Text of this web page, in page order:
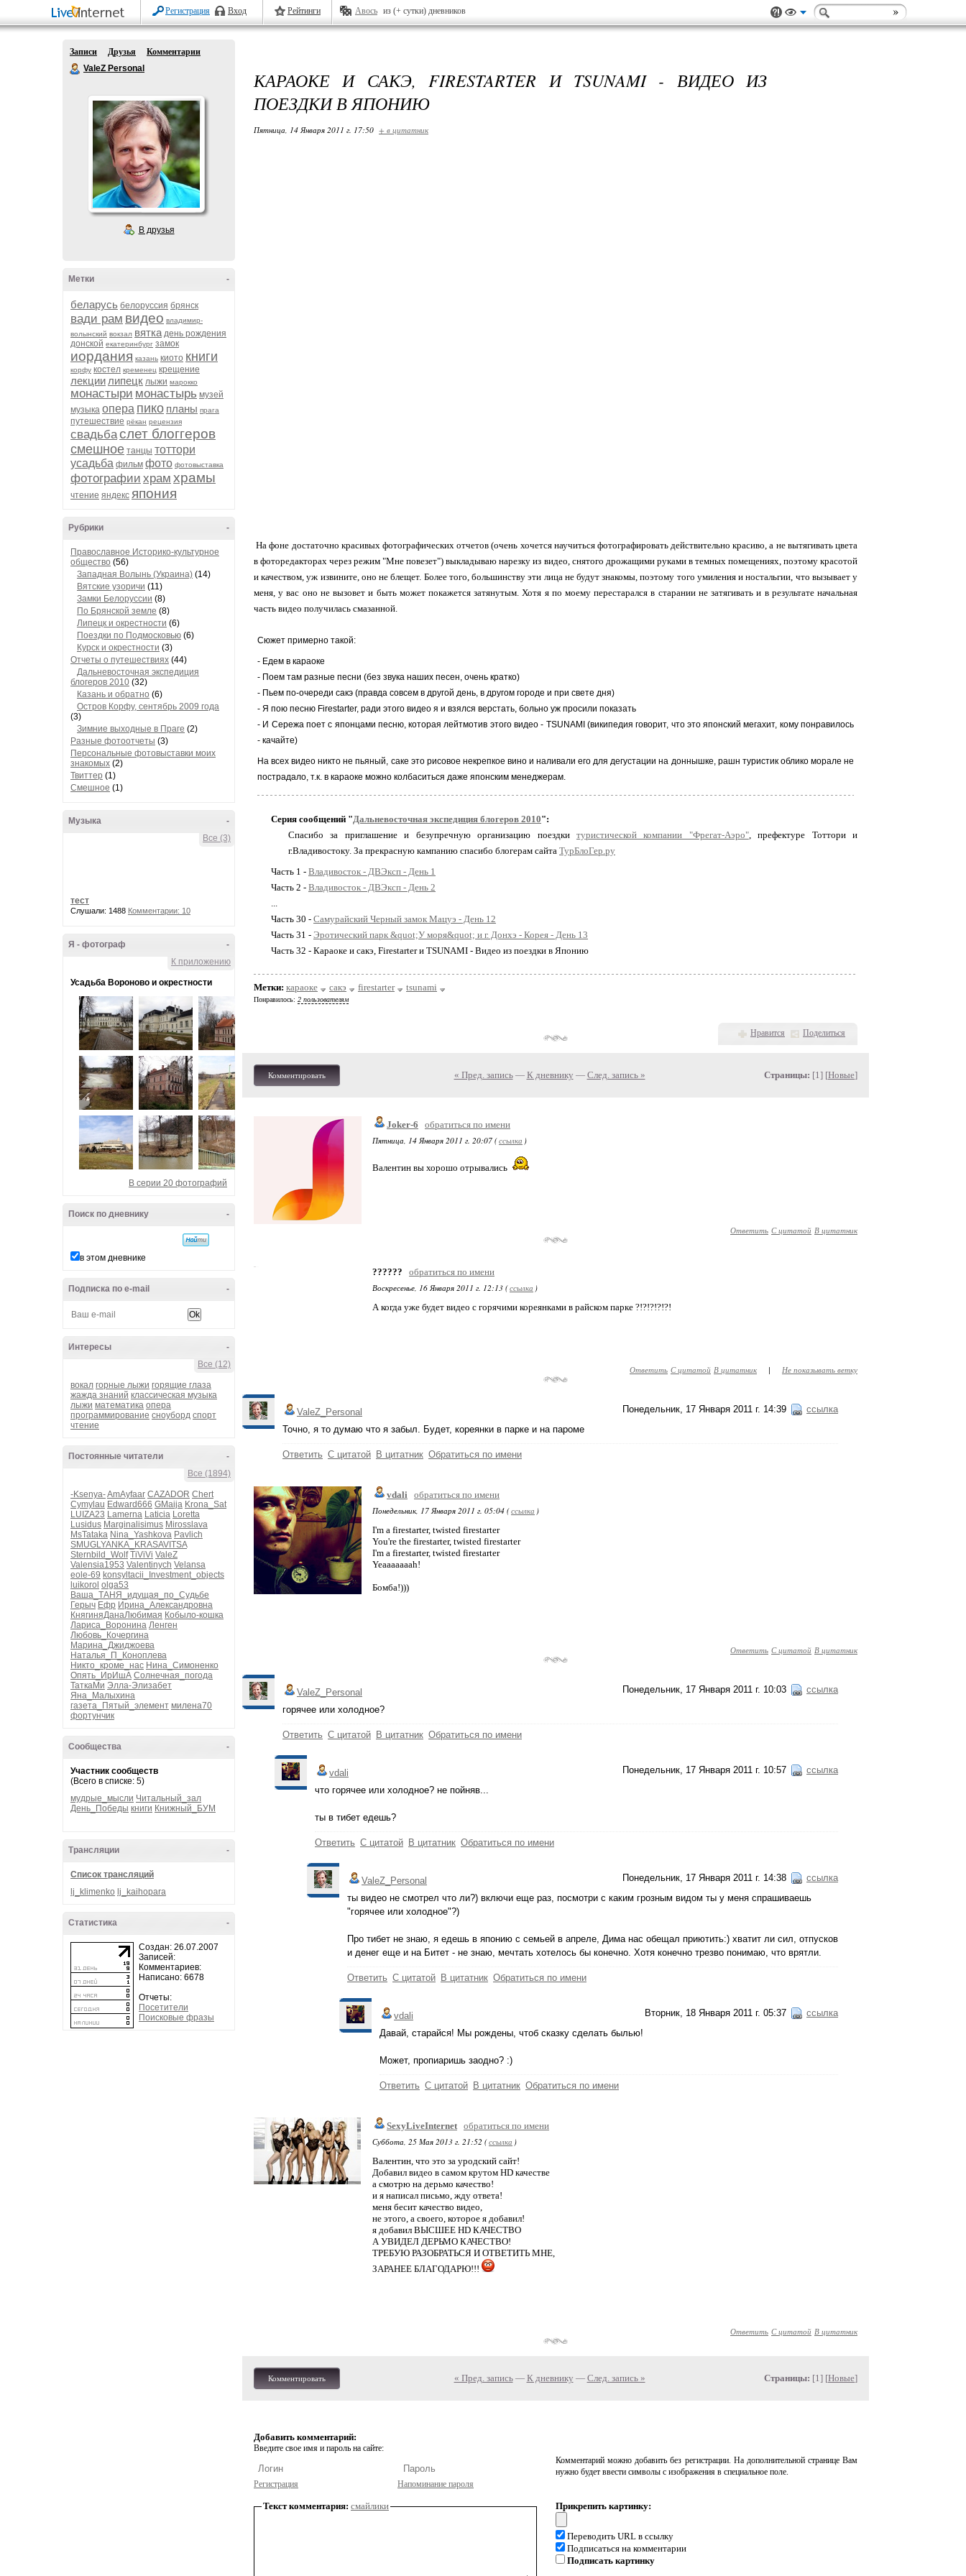
Регистрация Вход Рейтинги Авось из (+ сутки) дневников
Записи Друзья
Комментарии
ValeZ Personal
В друзья
-
Метки
беларусь белоруссия брянск
вади рам видео владимир-
волынский вокзал вятка день рождения
донской екатеринбург замок
иордания казань киото книги
корфу костел кременец крещение
лекции липецк лыжи марокко
монастыри монастырь музей
музыка опера пико планы прага
путешествие рёкан рецензия
свадьбаслет блоггеров
смешное танцы тоттори
усадьба фильм фото фотовыставка
фотографии храм храмы
чтение яндекс япония
-
Рубрики
Православное Историко-культурное
общество (56)
Западная Волынь (Украина) (14)
Вятские узоричи (11)
Замки Белоруссии (8)
По Брянской земле (8)
Липецк и окрестности (6)
Поездки по Подмосковью (6)
Курск и окрестности (3)
Отчеты о путешествиях (44)
Дальневосточная экспедиция
блогеров 2010 (32)
Казань и обратно (6)
Остров Корфу, сентябрь 2009 года
(3)
Зимние выходные в Праге (2)
Разные фотоотчеты (3)
Персональные фотовыставки моих
знакомых (2)
Твиттер (1)
Смешное (1)
-
Музыка
Все (3)
тест
Слушали: 1488 Комментарии: 10
-
Я - фотограф
К приложению
Усадьба Вороново и окрестности
В серии 20 фотографий
-
Поиск по дневнику
в этом дневнике
-
Подписка по e-mail
-
Интересы
Все (12)
вокал горные лыжи горящие глаза
жажда знаний классическая музыка
лыжи математика опера
программирование сноуборд спорт
чтение
-
Постоянные читатели
Все (1894)
-Ksenya-AmAyfaar CAZADOR Chert
Cymylau Edward666 GMaija Krona_Sat
LUIZA23 Lamerna Laticia Loretta
Lusidus Marginalisimus Mirosslava
MsTataka Nina_Yashkova Pavlich
SMUGLYANKA_KRASAVITSA
Sternbild_Wolf TiViVi ValeZ
Valensia1953 Valentinych Velansa
eole-69 konsyltacii_Investment_objects
luikorol olga53
Ваша_ТАНЯ_идущая_по_Судьбе
Герыч Ефр Ирина_Александровна
КнягиняДанаЛюбимая Кобыло-кошка
Лариса_Воронина Ленген
Любовь_Кочергина
Марина_Джиджоева
Наталья_П_Коноплева
Никто_кроме_нас Нина_Симоненко
Опять_ИрИшА Солнечная_погода
ТаткаМи Элла-Элизабет
Яна_Малыхина
газета_Пятый_элемент милена70
фортунчик
-
Сообщества
Участник сообществ
(Всего в списке: 5)
мудрые_мысли Читальный_зал
День_Победы книги Книжный_БУМ
-
Трансляции
Список трансляций
lj_klimenko lj_kaihopara
-
Статистика
Создан: 26.07.2007
Записей:
Комментариев:
Написано: 6678
Отчеты:
Посетители
Поисковые фразы
КАРАОКЕ И САКЭ, FIRESTARTER И TSUNAMI - ВИДЕО ИЗ
ПОЕЗДКИ В ЯПОНИЮ
Пятница, 14 Января 2011 г. 17:50 + в цитатник
На фоне достаточно красивых фотографических отчетов (очень хочется научиться фотографировать действительно красиво, а не вытягивать цвета
в фоторедакторах через режим "Мне повезет") выкладываю нарезку из видео, снятого дрожащими руками в темных помещениях, поэтому красотой
и качеством, уж извините, оно не блещет. Более того, большинству эти лица не будут знакомы, поэтому того умиления и ностальгии, что вызывает у
меня, у вас оно не вызовет и быть может покажется затянутым. Хотя я по моему перестарался в старании не затягивать и в результате начальная
часть видео получилась смазанной.
Сюжет примерно такой:
- Едем в караоке
- Поем там разные песни (без звука наших песен, очень кратко)
- Пьем по-очереди сакэ (правда совсем в другой день, в другом городе и при свете дня)
- Я пою песню Firestarter, ради этого видео я и взялся верстать, больно уж просили показать
- И Сережа поет с японцами песню, которая лейтмотив этого видео - TSUNAMI (википедия говорит, что это японский мегахит, кому понравилось
- качайте)
На всех видео никто не пьяный, саке это рисовое некрепкое вино и наливали его для дегустации на доннышке, рашн туристик облико морале не
пострадало, т.к. в караоке можно колбаситься даже японским менеджерам.
Серия сообщений "Дальневосточная экспедиция блогеров 2010":
Спасибо за приглашение и безупречную организацию поездки туристической компании "Фрегат-Аэро", префектуре Тоттори и
г.Владивостоку. За прекрасную кампанию спасибо блогерам сайта ТурБлоГер.ру
Часть 1 - Владивосток - ДВЭксп - День 1
Часть 2 - Владивосток - ДВЭксп - День 2
...
Часть 30 - Самурайский Черный замок Мацуэ - День 12
Часть 31 - Эротический парк &quot;У моря&quot; и г. Донхэ - Корея - День 13
Часть 32 - Караоке и сакэ, Firestarter и TSUNAMI - Видео из поездки в Японию
Метки: караоке сакэ firestarter tsunami
Понравилось: 2 пользователям
Нравится Поделиться
Комментировать « Пред. запись— К дневнику — След. запись » Страницы: [1] [Новые]
Joker-6
обратиться по имени
Пятница, 14 Января 2011 г. 20:07 (ссылка )
Валентин вы хорошо отрывались
Ответить С цитатой В цитатник
??????
обратиться по имени
Воскресенье, 16 Января 2011 г. 12:13 (ссылка )
А когда уже будет видео с горячими кореянками в райском парке ?!?!?!?!?!
Ответить С цитатой В цитатник | Не показывать ветку
Понедельник, 17 Января 2011 г. 14:39 ссылка
ValeZ_Personal
Точно, я то думаю что я забыл. Будет, кореянки в парке и на пароме
Ответить С цитатой В цитатник Обратиться по имени
vdali обратиться по имени
Понедельник, 17 Января 2011 г. 05:04 (ссылка )
I'm a firestarter, twisted firestarter
You're the firestarter, twisted firestarter
I'm a firestarter, twisted firestarter
Yeaaaaaaah!
Бомба!)))
Ответить С цитатой В цитатник
Понедельник, 17 Января 2011 г. 10:03 ссылка
ValeZ_Personal
горячее или холодное?
Ответить С цитатой В цитатник Обратиться по имени
Понедельник, 17 Января 2011 г. 10:57 ссылка
vdali
что горячее или холодное? не пойняв...
ты в тибет едешь?
Ответить С цитатой В цитатник Обратиться по имени
Понедельник, 17 Января 2011 г. 14:38 ссылка
ValeZ_Personal
ты видео не смотрел что ли?) включи еще раз, посмотри с каким грозным видом ты у меня спрашиваешь
"горячее или холодное"?)
Про тибет не знаю, я едешь в японию с семьей в апреле, Дима нас обещал приютить:) хватит ли сил, отпусков
и денег еще и на Битет - не знаю, мечтать хотелось бы конечно. Хотя конечно трезво понимаю, что врятли.
Ответить С цитатой В цитатник Обратиться по имени
Вторник, 18 Января 2011 г. 05:37 ссылка
vdali
Давай, старайся! Мы рождены, чтоб сказку сделать былью!
Может, пропиаришь заодно? :)
Ответить С цитатой В цитатник Обратиться по имени
SexyLiveInternet обратиться по имени
Суббота, 25 Мая 2013 г. 21:52 (ссылка )
Валентин, что это за уродский сайт!
Добавил видео в самом крутом HD качестве
а смотрю на дерьмо качество!
и я написал письмо, жду ответа!
меня бесит качество видео,
не этого, а своего, которое я добавил!
я добавил ВЫСШЕЕ HD КАЧЕСТВО
А УВИДЕЛ ДЕРЬМО КАЧЕСТВО!
ТРЕБУЮ РАЗОБРАТЬСЯ И ОТВЕТИТЬ МНЕ,
ЗАРАНЕЕ БЛАГОДАРЮ!!!
Ответить С цитатой В цитатник
Комментировать « Пред. запись— К дневнику — След. запись » Страницы: [1] [Новые]
Добавить комментарий:
Введите свое имя и пароль на сайте:
Регистрация Напоминание пароля
Комментарий можно добавить без регистрации. На дополнительной странице Вам
нужно будет ввести символы с изображения в специальное поле.
Текст комментария: смайлики Прикрепить картинку:
Переводить URL в ссылку
Подписаться на комментарии
Подписать картинку